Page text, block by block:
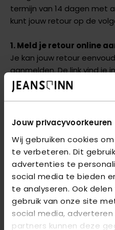
Jouw privacyvoorkeuren
Wij gebruiken cookies
te verbeteren. Dit
advertenties te
social media te bieden
te analyseren. Ook
gebruik van onze site
social media, adverteren
partners kunnen deze
termijn van 14 dagen met
kunt jouw retour op de
1. Meld je retour online
Je kan jouw retour
aanmelden. De link vind je
jouw bestelling bezorgd is
jeansinn.shipping-
2. Gratis retourneren in
onze winkels. Het
je rekening binnen 3-5
uitsluiten met
termijn 14 dagen te
> Hoe maak ik een
Geef je reden van